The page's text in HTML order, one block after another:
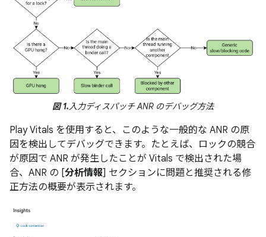
図 1.入力ディスパッチ ANR のデバッグ方法
Play Vitals を使用すると、このような一般的な ANR の原
因を検出してデバッグできます。たとえば、ロックの競合
が原因で ANR が発生したことが Vitals で検出された場
合、ANR の [分析情報] セクションに問題と推奨される修
正方法の概要が表示されます。